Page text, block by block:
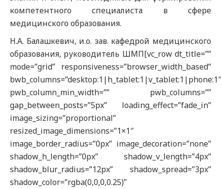
компетентного специалиста в сфере
медицинского образования.
Н.А. Балашкевич, и.о. зав. кафедрой медицинского
образования, руководитель ШМП[vc_row dt_title=””
mode=”grid” responsiveness=”browser_width_based”
bwb_columns=”desktop:1|h_tablet:1|v_tablet:1|phone:1″
pwb_column_min_width=”” pwb_columns=””
gap_between_posts=”5px” loading_effect=”fade_in”
image_sizing=”proportional”
resized_image_dimensions=”1×1″
image_border_radius=”0px” image_decoration=”none”
shadow_h_length=”0px” shadow_v_length=”4px”
shadow_blur_radius=”12px” shadow_spread=”3px”
shadow_color=”rgba(0,0,0,0.25)”